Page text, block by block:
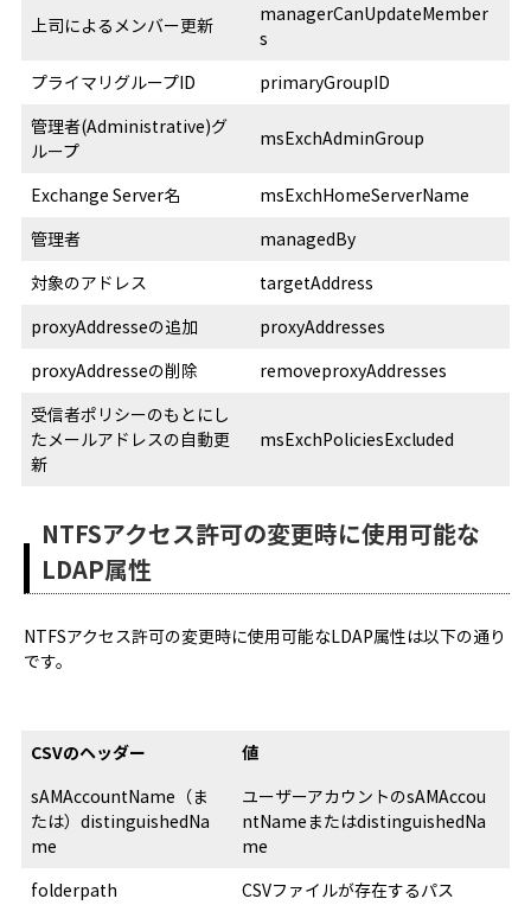
上司によるメンバー更新
managerCanUpdateMember
s
プライマリグループID
primaryGroupID
管理者(Administrative)グ
ループ
msExchAdminGroup
Exchange Server名
msExchHomeServerName
管理者
managedBy
対象のアドレス
targetAddress
proxyAddresseの追加
proxyAddresses
proxyAddresseの削除
removeproxyAddresses
受信者ポリシーのもとにし
たメールアドレスの自動更
新
msExchPoliciesExcluded
NTFSアクセス許可の変更時に使用可能な
LDAP属性
NTFSアクセス許可の変更時に使用可能なLDAP属性は以下の通り
です。
CSVのヘッダー
値
sAMAccountName（ま
たは）distinguishedNa
me
ユーザーアカウントのsAMAccou
ntNameまたはdistinguishedNa
me
folderpath
CSVファイルが存在するパス